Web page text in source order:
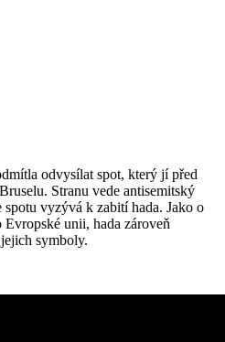
odvysílat spot, který jí před
Stranu vede antisemitský
vyzývá k zabití hada. Jako o
unii, hada zároveň
symboly.